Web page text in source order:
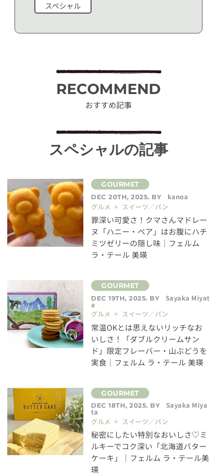
スペシャル
RECOMMEND
おすすめ記事
スペシャルの記事
DEC 20TH, 2025. BY
kanoa
グルメ > スイーツ／パン
罪深い可愛さ！クマさんマドレー
ヌ「ハニー・ベア」はお腹にハチ
ミツゼリーの隠し味｜フェルム
ラ・テール 美瑛
DEC 19TH, 2025. BY Sayaka Miyat
a
グルメ > スイーツ／パン
常温OKとは思えないリッチなお
いしさ！「ダブルクリームサン
ド」限定フレーバー・山ぶどうを
実食｜フェルム ラ・テール 美瑛
DEC 18TH, 2025. BY Sayaka Miya
ta
グルメ > スイーツ／パン
秘密にしたい特別なおいしさ♡ミ
ルキーでコク深い「北海道バター
ケーキ」｜フェルム ラ・テール美
瑛